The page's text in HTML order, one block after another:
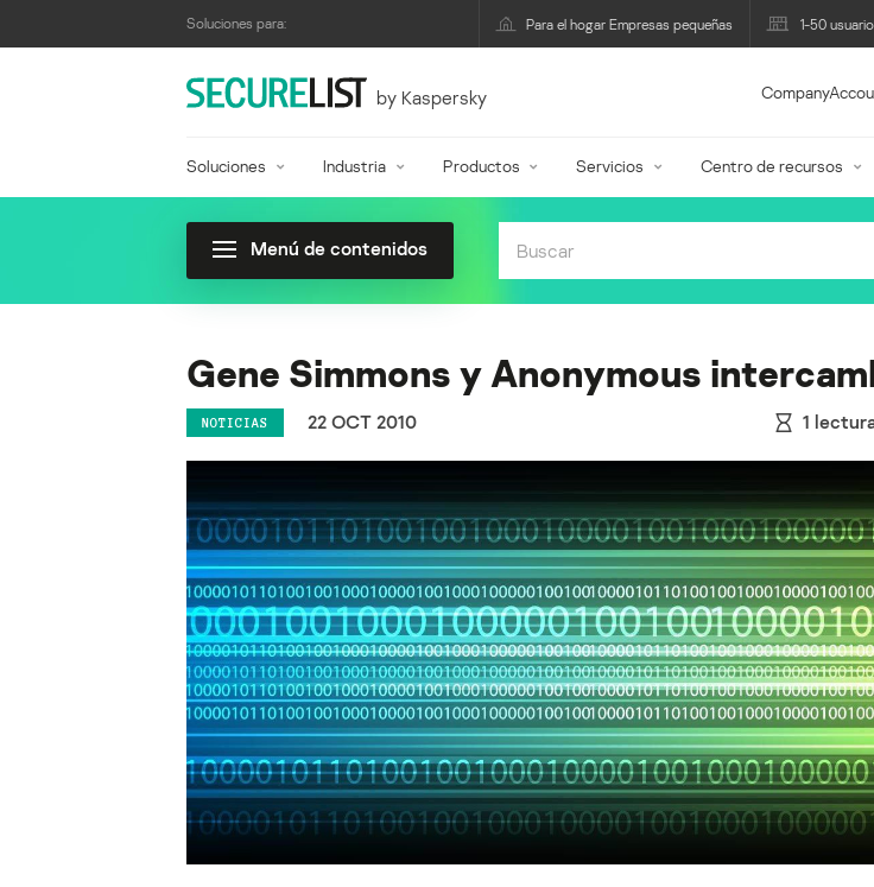
Soluciones para: Para el hogar Empresas pequeñas 1-50
by Kaspersky
Soluciones Industria Productos Servicios Centro de recursos
Menú de contenidos
Gene Simmons y Anonymous
NOTICIAS 22 OCT 2010 1